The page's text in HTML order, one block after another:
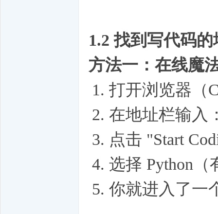
1.2 找到写代码
方法一：在线魔
打开浏览器（
在地址栏输入
点击 "Start
选择 Python
你就进入了一